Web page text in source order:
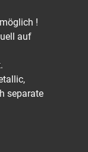
!
auf
separate